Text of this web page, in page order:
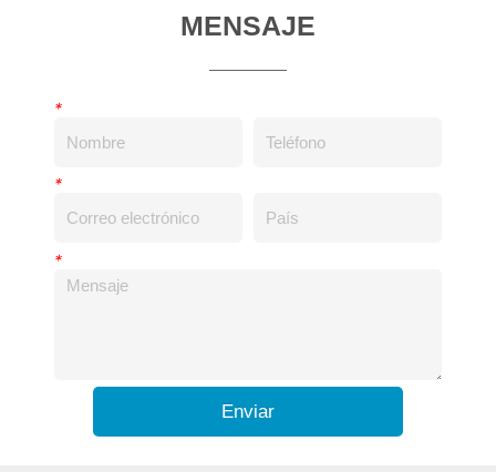
MENSAJE
*
*
*
Enviar